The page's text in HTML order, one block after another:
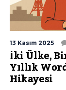
13 Kasım 2025
İki Ülke,
Yıllık
Hikayesi